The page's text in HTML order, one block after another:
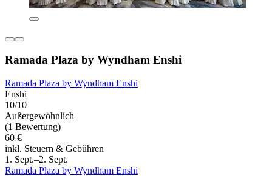
Ramada Plaza by Wyndham Enshi
Ramada Plaza by Wyndham Enshi
Enshi
10/10
Außergewöhnlich
(1 Bewertung)
60 €
inkl. Steuern & Gebühren
1. Sept.–2. Sept.
Ramada Plaza by Wyndham Enshi